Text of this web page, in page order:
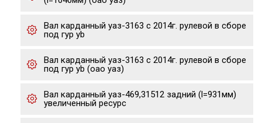
Вал карданный уаз-3163 с 2014г. рулевой в сборе
под гур yb
Вал карданный уаз-3163 с 2014г. рулевой в сборе
под гур yb (оао уаз)
Вал карданный уаз-469,31512 задний (l=931мм)
увеличенный ресурс